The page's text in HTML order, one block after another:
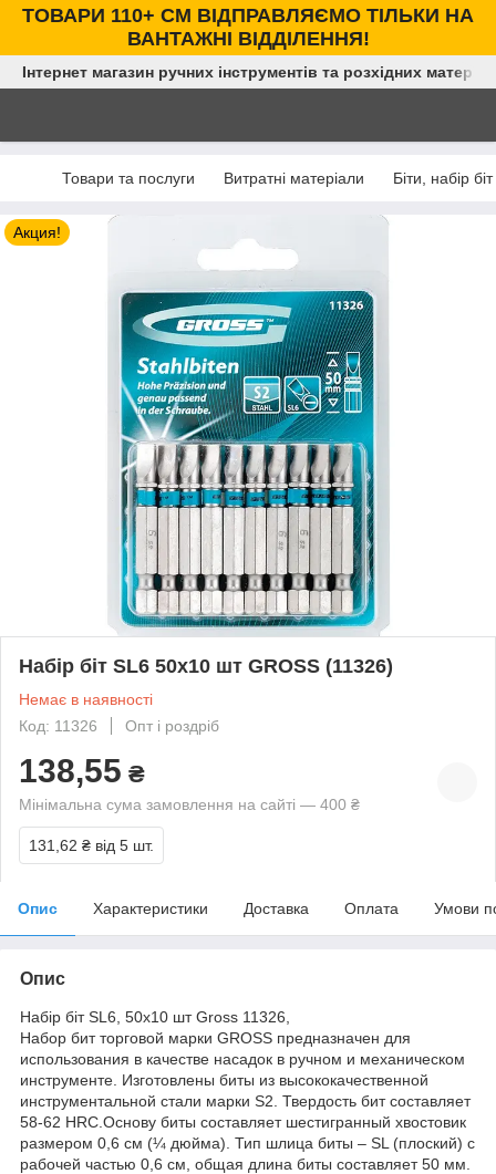
ТОВАРИ 110+ СМ ВІДПРАВЛЯЄМО ТІЛЬКИ НА
ВАНТАЖНІ ВІДДІЛЕННЯ!
Інтернет магазин ручних інструментів та розхідних
Товари та послуги Витратні матеріали Біти, набір біт
Акция!
Набір біт SL6 50x10 шт GROSS (11326)
Немає в наявності
Код: 11326
Опт і роздріб
138,55 ₴
Мінімальна сума замовлення на сайті — 400 ₴
131,62 ₴ від 5 шт.
Опис Характеристики Доставка Оплата Умови
Опис
Набір біт SL6, 50x10 шт Gross 11326,
Набор бит торговой марки GROSS предназначен для
использования в качестве насадок в ручном и механическом
инструменте. Изготовлены биты из высококачественной
инструментальной стали марки S2. Твердость бит составляет
58-62 HRС.Основу биты составляет шестигранный хвостовик
размером 0,6 см (¼ дюйма). Тип шлица биты – SL (плоский) с
рабочей частью 0,6 см, общая длина биты составляет 50 мм.